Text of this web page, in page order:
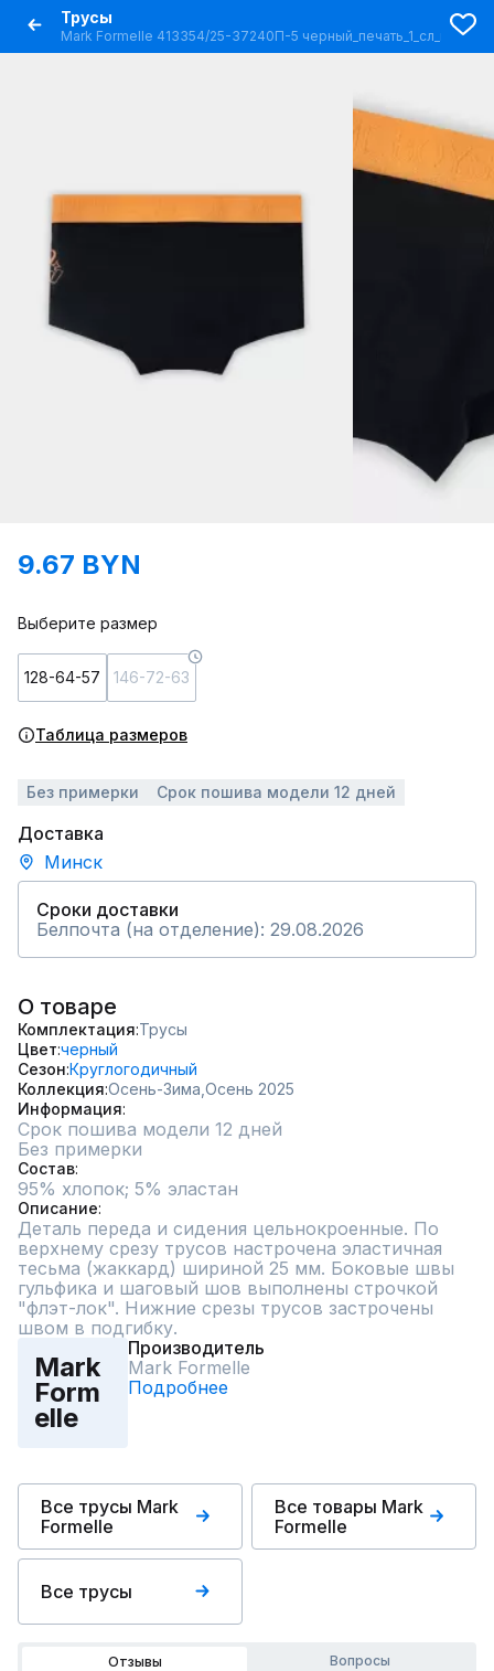
Трусы
Mark Formelle 413354/25-37240П-5
9.67 BYN
Выберите размер
128-64-57 146-72-63
Таблица размеров
Без примерки Срок пошива модели 12 дней
Доставка
Минск
Сроки доставки
Белпочта (на отделение): 29.08.2026
О товаре
Комплектация Трусы
Цвет черный
Сезон Круглогодичный
Коллекция Осень-Зима, Осень 2025
Информация
Срок пошива модели 12 дней
Без примерки
Состав
95% хлопок; 5% эластан
Описание
Деталь переда и сидения цельнокроенные. По
верхнему срезу трусов настрочена эластичная
тесьма (жаккард) шириной 25 мм. Боковые швы
гульфика и шаговый шов выполнены строчкой
"флэт-лок". Нижние срезы трусов застрочены
швом в подгибку.
Mark
Form
elle
Производитель
Mark Formelle
Подробнее
Все трусы Mark
Formelle
Все товары Mark
Formelle
Все трусы
Отзывы Вопросы